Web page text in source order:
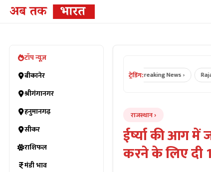
टॉप न्यूज़
बीकानेर
श्रीगंगानगर
हनुमानगढ़
सीकर
राशिफल
मंडी भाव
ट्रेडिंग:
Bikaner News › Breaking News ›
राजस्थान
ईर्ष्या की आग में
करने के लिए दी